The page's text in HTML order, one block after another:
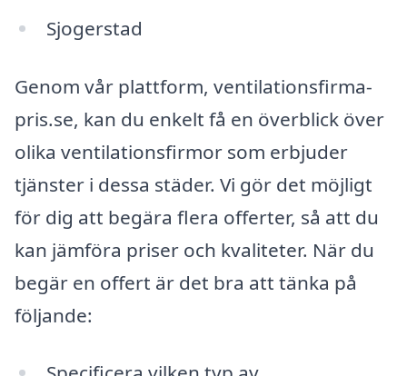
Sjogerstad
Genom vår plattform, ventilationsfirma-
pris.se, kan du enkelt få en överblick över
olika ventilationsfirmor som erbjuder
tjänster i dessa städer. Vi gör det möjligt
för dig att begära flera offerter, så att du
kan jämföra priser och kvaliteter. När du
begär en offert är det bra att tänka på
följande: